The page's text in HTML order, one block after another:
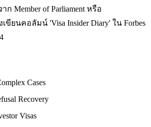
าก Member of Parliament หรือ
ขียนคอลัมน์ 'Visa Insider Diary' ใน Forbes
Cases
Recovery
Visas